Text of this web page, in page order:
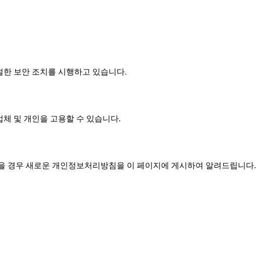
보안 조치를 시행하고 있습니다.
및 개인을 고용할 수 있습니다.
경우 새로운 개인정보처리방침을 이 페이지에 게시하여 알려드립니다.